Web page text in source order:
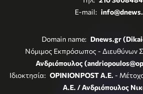
E-mail:
Domain name: Dnews.gr
Νόμιμος Εκπρόσωπος - Διευθύνων
Ανδριόπουλος
Ιδιοκτησία: OPINIONPOST A.E. -
Α.Ε. / Ανδριόπουλος